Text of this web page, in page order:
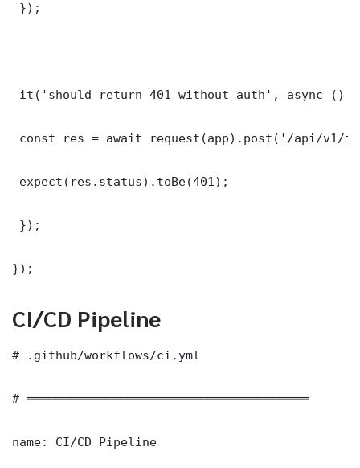
});
it('should return 401 without auth', async ()
const res = await request(app).post('/api/v1/
expect(res.status).toBe(401);
});
});
CI/CD Pipeline
# .github/workflows/ci.yml
# ═══════════════════════════════════════
name: CI/CD Pipeline